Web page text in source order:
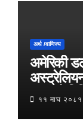
अर्थ /वाणिज्य
अमेरिकी
आजको
११ माघ